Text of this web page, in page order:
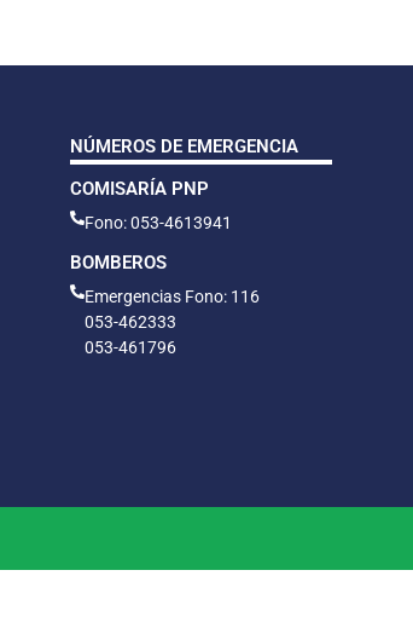
NÚMEROS DE EMERGENCIA
COMISARÍA PNP
Fono: 053-4613941
BOMBEROS
Emergencias Fono: 116
053-462333
053-461796